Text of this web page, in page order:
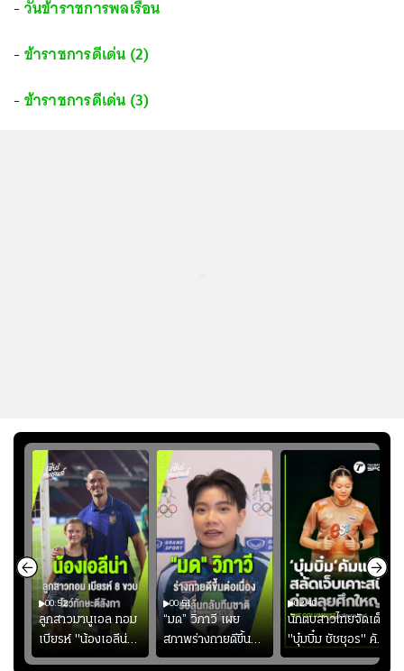
-วันข้าราชการพลเรือน
-ข้าราชการดีเด่น (2)
-ข้าราชการดีเด่น (3)
00:52
ลูกสาวมานูเอล ทอม
เบียรห์ "น้องเอลีน่า"
วัย 8 ขวบ โชว์ตี
00:51
“มด” วิภาวี เผย
สภาพร่างกายดีขึ้น
อย่างต่อเนื่อง พร้อม
02:40
นักตบสาวไทยจัดเต็ม
"บุ๋มบิ๋ม ชัชชุอร" คัม
แบ็ก ศึก" SEA V